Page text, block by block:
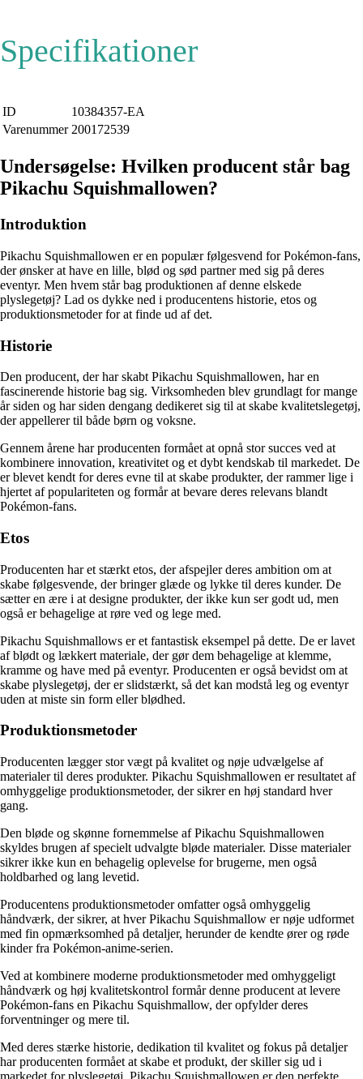
Specifikationer
ID
10384357-EA
Varenummer 200172539
Undersøgelse: Hvilken producent står bag
Pikachu Squishmallowen?
Introduktion
Pikachu Squishmallowen er en populær følgesvend for Pokémon-fans,
der ønsker at have en lille, blød og sød partner med sig på deres
eventyr. Men hvem står bag produktionen af denne elskede
plyslegetøj? Lad os dykke ned i producentens historie, etos og
produktionsmetoder for at finde ud af det.
Historie
Den producent, der har skabt Pikachu Squishmallowen, har en
fascinerende historie bag sig. Virksomheden blev grundlagt for mange
år siden og har siden dengang dedikeret sig til at skabe kvalitetslegetøj,
der appellerer til både børn og voksne.
Gennem årene har producenten formået at opnå stor succes ved at
kombinere innovation, kreativitet og et dybt kendskab til markedet. De
er blevet kendt for deres evne til at skabe produkter, der rammer lige i
hjertet af populariteten og formår at bevare deres relevans blandt
Pokémon-fans.
Etos
Producenten har et stærkt etos, der afspejler deres ambition om at
skabe følgesvende, der bringer glæde og lykke til deres kunder. De
sætter en ære i at designe produkter, der ikke kun ser godt ud, men
også er behagelige at røre ved og lege med.
Pikachu Squishmallows er et fantastisk eksempel på dette. De er lavet
af blødt og lækkert materiale, der gør dem behagelige at klemme,
kramme og have med på eventyr. Producenten er også bevidst om at
skabe plyslegetøj, der er slidstærkt, så det kan modstå leg og eventyr
uden at miste sin form eller blødhed.
Produktionsmetoder
Producenten lægger stor vægt på kvalitet og nøje udvælgelse af
materialer til deres produkter. Pikachu Squishmallowen er resultatet af
omhyggelige produktionsmetoder, der sikrer en høj standard hver
gang.
Den bløde og skønne fornemmelse af Pikachu Squishmallowen
skyldes brugen af specielt udvalgte bløde materialer. Disse materialer
sikrer ikke kun en behagelig oplevelse for brugerne, men også
holdbarhed og lang levetid.
Producentens produktionsmetoder omfatter også omhyggelig
håndværk, der sikrer, at hver Pikachu Squishmallow er nøje udformet
med fin opmærksomhed på detaljer, herunder de kendte ører og røde
kinder fra Pokémon-anime-serien.
Ved at kombinere moderne produktionsmetoder med omhyggeligt
håndværk og høj kvalitetskontrol formår denne producent at levere
Pokémon-fans en Pikachu Squishmallow, der opfylder deres
forventninger og mere til.
Med deres stærke historie, dedikation til kvalitet og fokus på detaljer
har producenten formået at skabe et produkt, der skiller sig ud i